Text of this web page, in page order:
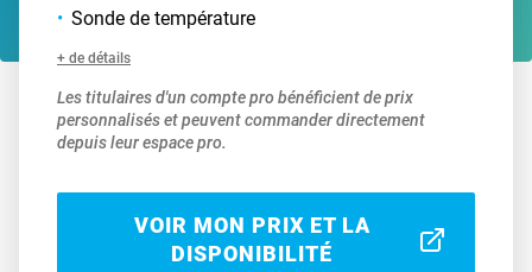
Sonde de température
+ de détails
Les titulaires d'un compte pro bénéficient de prix
personnalisés et peuvent commander directement
depuis leur espace pro.
VOIR MON PRIX ET LA
DISPONIBILITÉ